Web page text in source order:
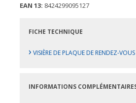
EAN 13: 8424299095127
FICHE TECHNIQUE
› VISIÈRE DE PLAQUE DE RENDEZ-
INFORMATIONS